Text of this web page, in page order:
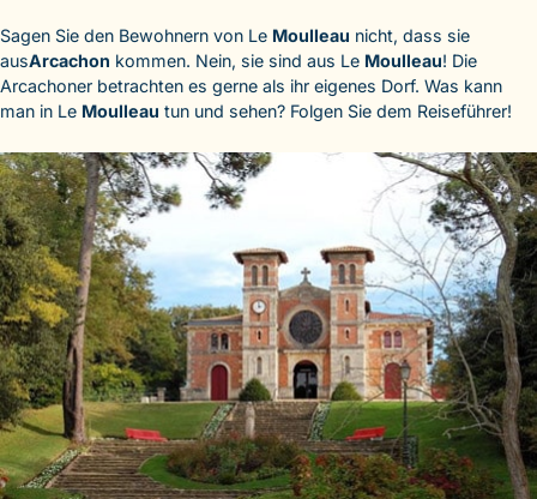
Sagen Sie den Bewohnern von Le Moulleau nicht, dass sie
ausArcachon kommen. Nein, sie sind aus Le Moulleau! Die
Arcachoner betrachten es gerne als ihr eigenes Dorf. Was kann
man in Le Moulleau tun und sehen? Folgen Sie dem Reiseführer!